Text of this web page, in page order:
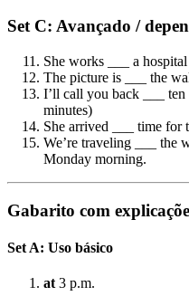
Set C: Avançado /
She works ___ a hospital
The picture is ___ the
I’ll call you back ___
minutes)
She arrived ___ time for
We’re traveling ___ the
Monday morning.
Gabarito com
Set A: Uso básico
at3 p.m.